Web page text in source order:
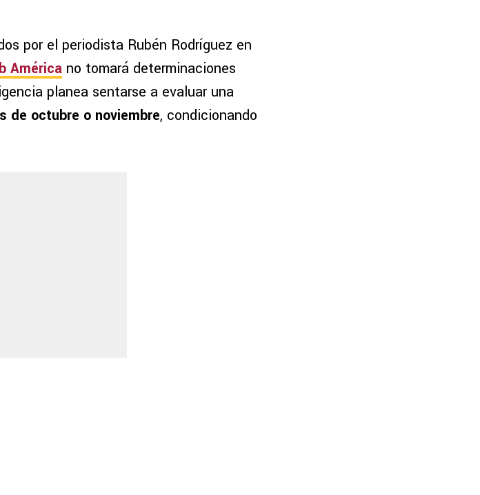
por el periodista Rubén Rodríguez en
América no tomará determinaciones
planea sentarse a evaluar una
de octubre o noviembre, condicionando